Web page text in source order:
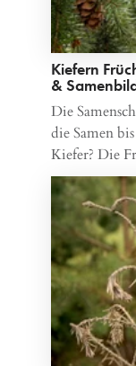
Kiefern
&
Die
die Samen
Kiefer? Die